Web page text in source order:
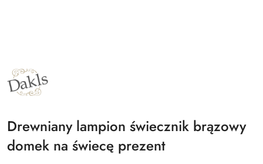
PRODUCENTA:
DAKLS
Drewniany lampion świecznik brązowy
domek na świecę prezent